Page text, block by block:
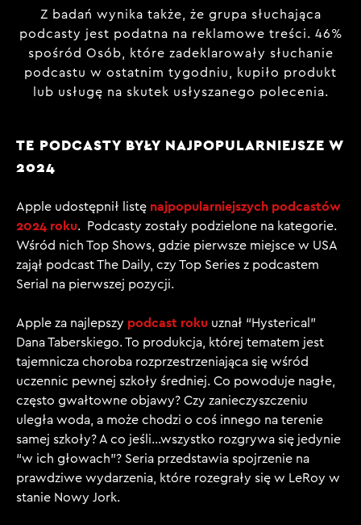
Z badań wynika także, że grupa słuchająca
podcasty jest podatna na reklamowe treści. 46%
spośród Osób, które zadeklarowały słuchanie
podcastu w ostatnim tygodniu,
kupiło produkt
lub usługę na skutek usłyszanego polecenia.
TE PODCASTY BYŁY NAJPOPULARNIEJSZE W
2024
Apple udostępnił listę najpopularniejszych podcastów
2024 roku. Podcasty zostały podzielone na kategorie.
Wśród nich Top Shows, gdzie pierwsze miejsce w USA
zajął podcastThe Daily czy Top Series z podcastem
Serial na pierwszej pozycji.
Apple za najlepszy podcast roku uznał “Hysterical”
Dana Taberskiego. To produkcja, której tematem jest
tajemnicza choroba rozprzestrzeniająca się wśród
uczennic pewnej szkoły średniej. Co powoduje nagłe,
często gwałtowne objawy? Czy zanieczyszczeniu
uległa woda, a może chodzi o coś innego na terenie
samej szkoły? A co jeśli…wszystko rozgrywa się jedynie
“w ich głowach”? Seria przedstawia spojrzenie na
prawdziwe wydarzenia, które rozegrały się w LeRoy w
stanie Nowy Jork.